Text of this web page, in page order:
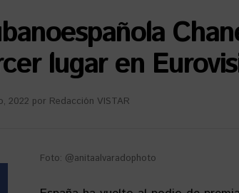
lugar en
2022 por Redacción VISTAR
Foto: @anitaalvaradophoto